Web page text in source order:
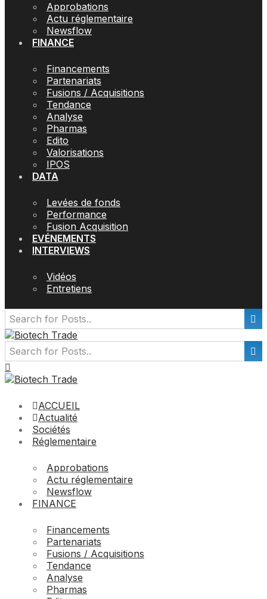
Approbations
Actu réglementaire
Newsflow
FINANCE
Financements
Partenariats
Fusions / Acquisitions
Tendance
Analyse
Pharmas
Edito
Valorisations
IPOS
DATA
Levées de fonds
Performance
Fusion Acquisition
EVÉNEMENTS
INTERVIEWS
Vidéos
Entretiens
ACCUEIL
Actualité
Sociétés
Réglementaire
Approbations
Actu réglementaire
Newsflow
FINANCE
Financements
Partenariats
Fusions / Acquisitions
Tendance
Analyse
Pharmas